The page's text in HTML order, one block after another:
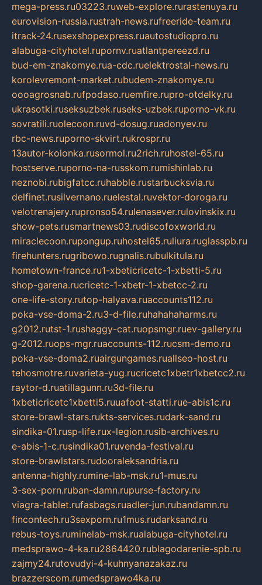
mega-press.ru03223.ruweb-explore.rurastenuya.ru
eurovision-russia.rustrah-news.rufreeride-team.ru
itrack-24.rusexshopexpress.ruautostudiopro.ru
alabuga-cityhotel.rupornv.ruatlantpereezd.ru
bud-em-znakomye.rua-cdc.ruelektrostal-news.ru
korolevremont-market.rubudem-znakomye.ru
oooagrosnab.rufpodaso.ruemfire.rupro-otdelky.ru
ukrasotki.ruseksuzbek.ruseks-uzbek.ruporno-vk.ru
sovratili.ruolecoon.ruvd-dosug.ruadonyev.ru
rbc-news.ruporno-skvirt.rukrospr.ru
13autor-kolonka.rusormol.ru2rich.ruhostel-65.ru
hostserve.ruporno-na-russkom.rumishinlab.ru
neznobi.rubigfatcc.ruhabble.rustarbucksvia.ru
delfinet.rusilvernano.ruelestal.ruvektor-doroga.ru
velotrenajery.rupronso54.rulenasever.rulovinskix.ru
show-pets.rusmartnews03.rudiscofoxworld.ru
miraclecoon.rupongup.ruhostel65.ruliura.ruglasspb.ru
firehunters.rugribowo.rugnalis.rubulkitula.ru
hometown-france.ru1-xbeticricetc-1-xbetti-5.ru
shop-garena.rucricetc-1-xbetr-1-xbetcc-2.ru
one-life-story.rutop-halyava.ruaccounts112.ru
poka-vse-doma-2.ru3-d-file.ruhahahaharms.ru
g2012.rutst-1.rushaggy-cat.ruopsmgr.ruev-gallery.ru
g-2012.ruops-mgr.ruaccounts-112.rucsm-demo.ru
poka-vse-doma2.ruairgungames.ruallseo-host.ru
tehosmotre.ruvarieta-yug.rucricetc1xbetr1xbetcc2.ru
raytor-d.ruatillagunn.ru3d-file.ru
1xbeticricetc1xbetti5.ruuafoot-statti.rue-abis1c.ru
store-brawl-stars.rukts-services.rudark-sand.ru
sindika-01.rusp-life.rux-legion.rusib-archives.ru
e-abis-1-c.rusindika01.ruvenda-festival.ru
store-brawlstars.rudooraleksandria.ru
antenna-highly.rumine-lab-msk.ru1-mus.ru
3-sex-porn.ruban-damn.rupurse-factory.ru
viagra-tablet.rufasbags.ruadler-jun.rubandamn.ru
fincontech.ru3sexporn.ru1mus.rudarksand.ru
rebus-toys.ruminelab-msk.rualabuga-cityhotel.ru
medsprawo-4-ka.ru2864420.rublagodarenie-spb.ru
zajmy24.rutovudyi-4-kuhnyanazakaz.ru
brazzerscom.rumedsprawo4ka.ru